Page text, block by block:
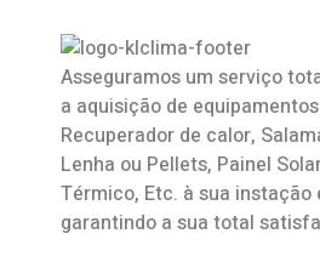
Asseguramos um serviço
a aquisição de
Recuperador de calor,
Lenha ou Pellets, Painel
Térmico, Etc. à sua instação
garantindo a sua total